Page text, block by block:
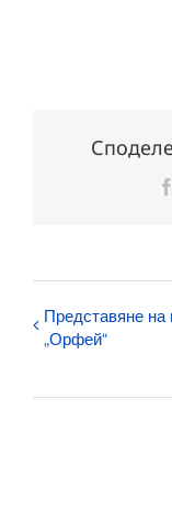
Представяне на
„Орфей“